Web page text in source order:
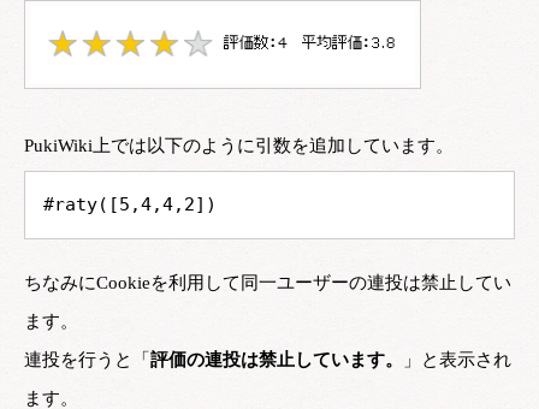
PukiWiki上では以下のように引数を追加しています。
#raty([5,4,4,2])
ちなみにCookieを利用して同一ユーザーの連投は禁止してい
ます。
連投を行うと「 評価の連投は禁止しています。
」と表示され
ます。